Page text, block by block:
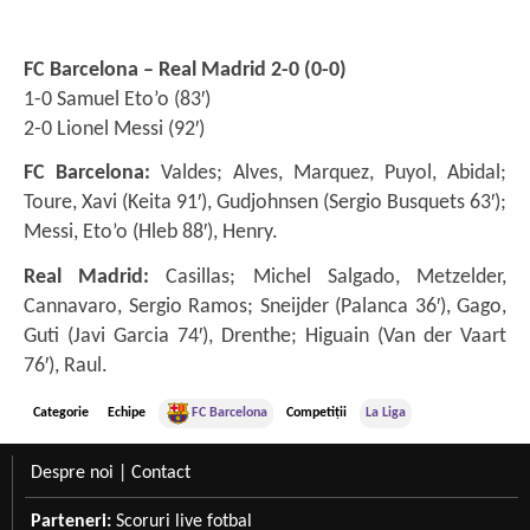
FC Barcelona – Real Madrid 2-0 (0-0)
1-0 Samuel Eto’o (83′)
2-0 Lionel Messi (92′)
FC Barcelona: Valdes; Alves, Marquez, Puyol, Abidal;
Toure, Xavi (Keita 91′), Gudjohnsen (Sergio Busquets 63′);
Messi, Eto’o (Hleb 88′), Henry.
Real Madrid:Casillas; Michel Salgado, Metzelder,
Cannavaro, Sergio Ramos; Sneijder (Palanca 36′), Gago,
Guti (Javi Garcia 74′), Drenthe; Higuain (Van der Vaart
76′), Raul.
Categorie Echipe FC Barcelona Competiții La Liga
Despre noi Contact
Parteneri: Scoruri live fotbal